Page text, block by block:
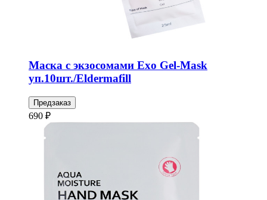
Маска с экзосомами Exo Gel-Mask
уп.10шт./Eldermafill
Предзаказ
690 ₽